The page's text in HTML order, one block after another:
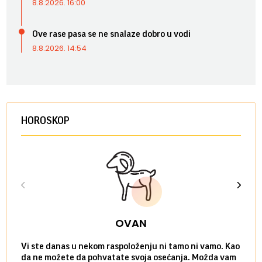
8.8.2026. 16:00
Ove rase pasa se ne snalaze dobro u vodi
8.8.2026. 14:54
HOROSKOP
OVAN
Vi ste danas u nekom raspoloženju ni tamo ni vamo. Kao
da ne možete da pohvatate svoja osećanja. Možda vam